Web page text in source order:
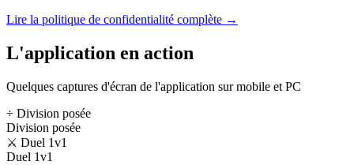
Lire la politique de confidentialité complète →
L'application en action
Quelques captures d'écran de l'application sur mobile et PC
÷ Division posée
Division posée
⚔️ Duel 1v1
Duel 1v1